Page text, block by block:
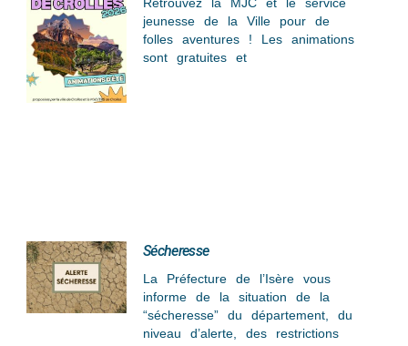
jeunesse de la Ville pour de
folles aventures ! Les animations
sont gratuites et
Sécheresse
La Préfecture de l’Isère vous
informe de la situation de la
“sécheresse” du département, du
niveau d’alerte, des restrictions